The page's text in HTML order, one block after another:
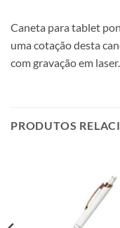
Caneta para tablet
uma cotação desta
com gravação em
PRODUTOS